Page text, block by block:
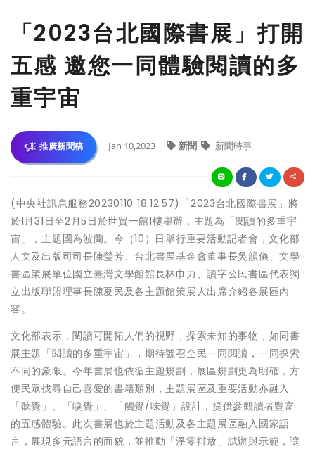
「2023台北國際書展」打開
五感 邀您一同體驗閱讀的多
重宇宙
推廣新聞稿 Jan 10,2023 新聞 新聞時事
(中央社訊息服務20230110 18:12:57)「2023台北國際書展」將
於1月31日至2月5日於世貿一館1樓舉辦，主題為「閱讀的多重宇
宙」，主題國為波蘭。今（10）日舉行重要活動記者會，文化部
人文及出版司司長陳瑩芳、台北書展基金會董事長吳韻儀、文學
書區策展單位國立臺灣文學館館長林巾力、讀字公民書區代表獨
立出版聯盟理事長陳夏民及各主題館策展人出席介紹各展區內
容。
文化部表示，閱讀可開拓人們的視野，探索未知的事物，如同書
展主題「閱讀的多重宇宙」，期待號召全民一同閱讀，一同探索
不同的象限。今年書展也依循主題規劃，展區規劃更為明確，方
便民眾找尋自己喜愛的書籍類別，主題展區及重要活動亦融入
「聽覺」、「嗅覺」、「觸覺/味覺」設計，提供參觀讀者豐富
的五感體驗。此次書展也於主題活動及各主題展區融入國家語
言，展現多元語言的面貌，並推動「淨零排放」試辦與示範，讓